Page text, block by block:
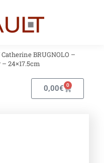
BRUGNOLO –
24×17.5cm
0,00€ 0